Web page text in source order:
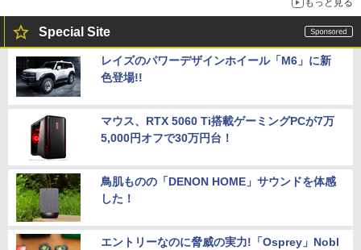
Special Site
レイズのパワーデザインホイール「M6」に新
色登場!!
マウス、RTX 5060 Ti搭載ゲーミングPCが7万
5,000円オフで30万円台！
鳥肌ものの「DENON HOME」サウンドを体感
した！
エントリーなのに脅威の実力!「Osprey」Nobl